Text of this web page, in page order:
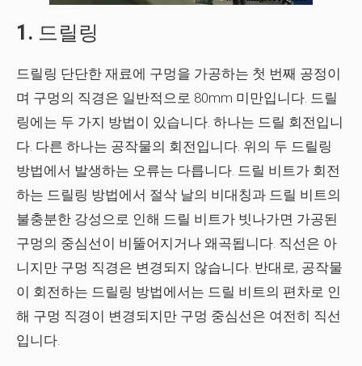
1. 드릴링
드릴링 단단한 재료에 구멍을 가공하는 첫 번째 공정이
며 구멍의 직경은 일반적으로 80mm 미만입니다. 드릴
링에는 두 가지 방법이 있습니다. 하나는 드릴 회전입니
다. 다른 하나는 공작물의 회전입니다. 위의 두 드릴링
방법에서 발생하는 오류는 다릅니다. 드릴 비트가 회전
하는 드릴링 방법에서 절삭 날의 비대칭과 드릴 비트의
불충분한 강성으로 인해 드릴 비트가 빗나가면 가공된
구멍의 중심선이 비뚤어지거나 왜곡됩니다. 직선은 아
니지만 구멍 직경은 변경되지 않습니다. 반대로, 공작물
이 회전하는 드릴링 방법에서는 드릴 비트의 편차로 인
해 구멍 직경이 변경되지만 구멍 중심선은 여전히 ​​직선
입니다.